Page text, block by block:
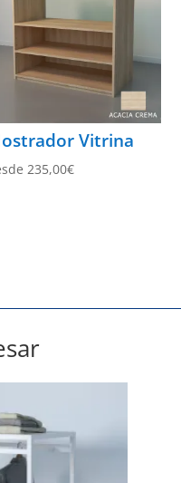
Vitrina
235,00€